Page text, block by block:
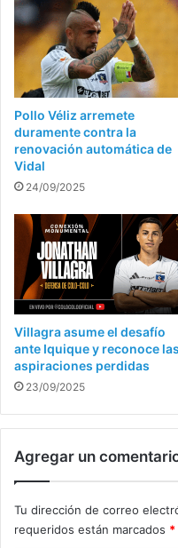
Pollo Véliz arremete
duramente contra la
renovación automática de
Vidal
24/09/2025
Villagra asume el desafío
ante Iquique y reconoce las
aspiraciones perdidas
23/09/2025
Agregar un
Tu dirección de correo
requeridos están marcados *